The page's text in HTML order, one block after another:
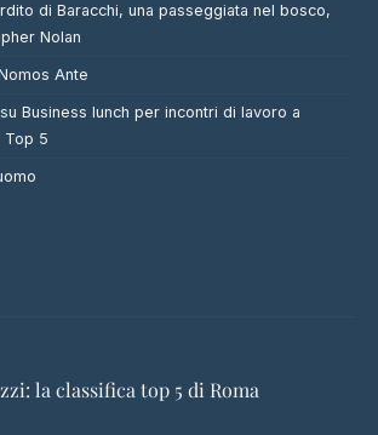
di Baracchi, una passeggiata nel bosco,
Nolan
Ante
su Business lunch per incontri di lavoro a
Top 5
la classifica top 5 di Roma